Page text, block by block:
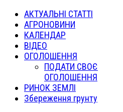
АКТУАЛЬНІ СТАТТІ
АГРОНОВИНИ
КАЛЕНДАР
ВІДЕО
ОГОЛОШЕННЯ
ПОДАТИ СВОЄ
ОГОЛОШЕННЯ
РИНОК ЗЕМЛІ
Збереження грунту